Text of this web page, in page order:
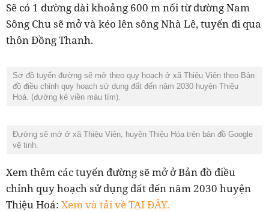
Sẽ có 1 đường dài khoảng 600 m nối từ đường Nam
Sông Chu sẽ mở và kéo lên sông Nhà Lê, tuyến đi qua
thôn Đồng Thanh.
Sơ đồ tuyến đường sẽ mở theo quy hoạch ở xã Thiệu Viên theo Bản
đồ điều chỉnh quy hoạch sử dụng đất đến năm 2030 huyện Thiệu
Hoá. (đường kẻ viền màu tím).
Đường sẽ mở ở xã Thiệu Viên, huyện Thiệu Hóa trên bản đồ Google
vệ tinh.
Xem thêm các tuyến đường sẽ mở ở Bản đồ điều
chỉnh quy hoạch sử dụng đất đến năm 2030 huyện
Thiệu Hoá: Xem và tải về TẠI ĐÂY.